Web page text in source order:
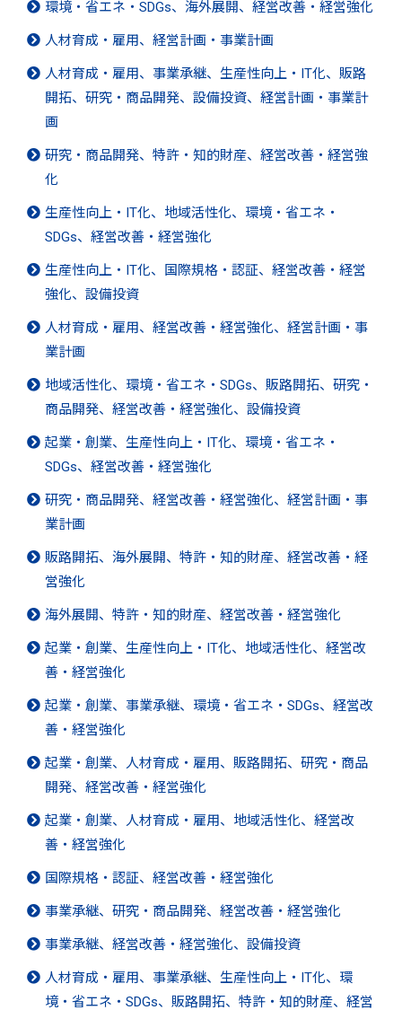
環境・省エネ・SDGs、海外展開、経営改善・経営強化
人材育成・雇用、経営計画・事業計画
人材育成・雇用、事業承継、生産性向上・IT化、販路
開拓、研究・商品開発、設備投資、経営計画・事業計
画
研究・商品開発、特許・知的財産、経営改善・経営強
化
生産性向上・IT化、地域活性化、環境・省エネ・
SDGs、経営改善・経営強化
生産性向上・IT化、国際規格・認証、経営改善・経営
強化、設備投資
人材育成・雇用、経営改善・経営強化、経営計画・事
業計画
地域活性化、環境・省エネ・SDGs、販路開拓、研究・
商品開発、経営改善・経営強化、設備投資
起業・創業、生産性向上・IT化、環境・省エネ・
SDGs、経営改善・経営強化
研究・商品開発、経営改善・経営強化、経営計画・事
業計画
販路開拓、海外展開、特許・知的財産、経営改善・経
営強化
海外展開、特許・知的財産、経営改善・経営強化
起業・創業、生産性向上・IT化、地域活性化、経営改
善・経営強化
起業・創業、事業承継、環境・省エネ・SDGs、経営改
善・経営強化
起業・創業、人材育成・雇用、販路開拓、研究・商品
開発、経営改善・経営強化
起業・創業、人材育成・雇用、地域活性化、経営改
善・経営強化
国際規格・認証、経営改善・経営強化
事業承継、研究・商品開発、経営改善・経営強化
事業承継、経営改善・経営強化、設備投資
人材育成・雇用、事業承継、生産性向上・IT化、環
境・省エネ・SDGs、販路開拓、特許・知的財産、経営